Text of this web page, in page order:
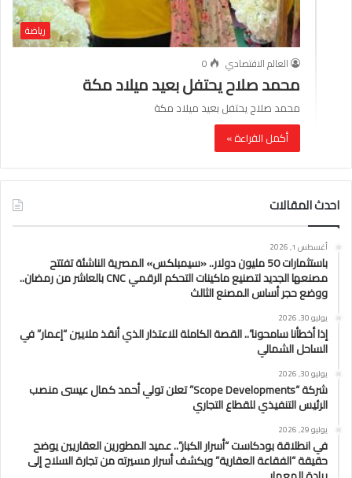
رياضة
العالم الاقتصادي
0
محمد صلاح يحتفل بعيد ميلاد مكة
محمد صلاح يحتفل بعيد ميلاد مكة
أكمل القراءة »
احدث المقالات
أغسطس 1, 2026
باستثمارات 50 مليون دولار.. «سيمبلكس» المصرية الناشئة تفتتح
مصنعها الجديد لتصنيع ماكينات التحكم الرقمي CNC بالعاشر من رمضان..
ووضع حجر أساس المصنع الثالث
يوليو 30, 2026
إذا أخطأنا سامحونا”.. القصة الكاملة للاعتذار الذي أنقذ ملايين “إعمار” في
الساحل الشمالي
يوليو 30, 2026
شركة “Scope Developments” تعلن تولي أحمد كمال عيسى منصب
الرئيس التنفيذي للقطاع التجاري
يوليو 29, 2026
في انطلاقة بودكاست “أسرار الكبار”.. عميد المطورين العقاريين يوضح
حقيقة “الفقاعة العقارية” ويكشف أسرار مسيرته من تجارة السلاح إلى